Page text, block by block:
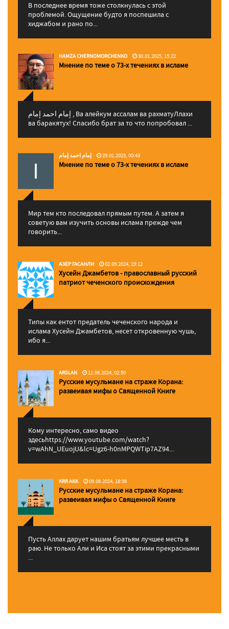
В последнее время тоже столкнулась с этой
проблемой. Ощущение будто я поспешила с
хиджабом и рано по...
HAMZA CHERNOMORCHENKO 30.01.2025, 15:22
Мнение по теме о 73-х течениях в исламе
إمام احمد إمام , Ва алейкум ассалам ва рахматуЛлахи
ва баракятух! Спасибо брат за то что попробовал ...
إمام احمد إمام 29.01.2025, 00:43
Мнение по теме о 73-х течениях в исламе
Мир тем кто последовал прямым путем. А затем я
советую вам изучить основы ислама прежде чем
говорить...
АЗЕР ГАСАНЛИ 02.09.2024, 19:12
Хусейн Джамбетов - православный русский
патриот чеченского происхождения
Типы как ентот предатель чеченского народа и
ислама Хусейн Джамбетов, несет откровенную чушь,
ибо я...
ARSLAN 11.06.2024, 02:50
Русские мусульмане на страже Корана:
pазвеивая мифы о Священной Книге
Кому интересно, само видео
здесьhttps://www.youtube.com/watch?
v=wAhN_UEuojU&lc=Ugz6-h0nMPQWTip7AZ94...
KRR AKK 09.06.2024, 18:56
Русские мусульмане на страже Корана:
pазвеивая мифы о Священной Книге
Пусть Аллах дарует нашим братьям лучшее месть в
раю. Не только Али и Иса стоят за этими прекрасными
...